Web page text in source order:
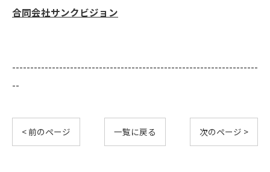
合同会社サンクビジョン
--------------------------------------------------------------------
--
< 前のページ 一覧に戻る 次のページ >